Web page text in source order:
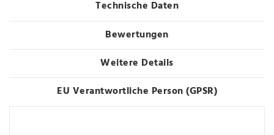
Technische Daten
Bewertungen
Weitere Details
EU Verantwortliche Person (GPSR)